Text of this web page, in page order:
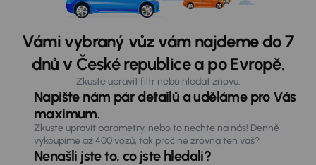
Vámi vybraný vůz vám najdeme do 7
dnů v České republice a po Evropě.
Zkuste upravit filtr nebo hledat znovu.
Napište nám pár detailů a uděláme pro Vás
maximum.
Zkuste upravit parametry, nebo to nechte na nás! Denně
vykoupíme až 400 vozů, tak proč ne zrovna ten váš?
Nenašli jste to, co jste hledali?